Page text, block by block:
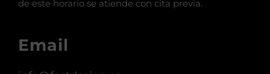
Nuestro horario de atención es de 6h. a 14h. Fuera